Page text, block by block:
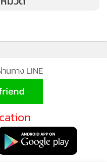
นทาง LINE